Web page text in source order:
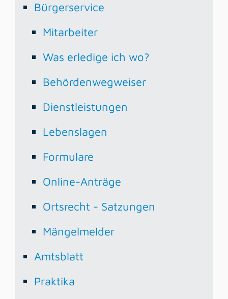
Bürgerservice
Mitarbeiter
Was erledige ich wo?
Behördenwegweiser
Dienstleistungen
Lebenslagen
Formulare
Online-Anträge
Ortsrecht - Satzungen
Mängelmelder
Amtsblatt
Praktika